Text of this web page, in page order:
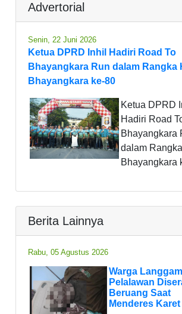
Advertorial
Senin, 22 Juni 2026
Ketua DPRD Inhil Hadiri Road To
Bhayangkara Run dalam Rangka
Bhayangkara ke-80
Ketua DPRD
Hadiri Road
Bhayangkara
dalam
Bhayangkara
Berita Lainnya
Rabu, 05 Agustus 2026
Warga Langgam
Pelalawan
Beruang Saat
Menderes Karet